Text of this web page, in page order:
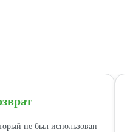
не был использован